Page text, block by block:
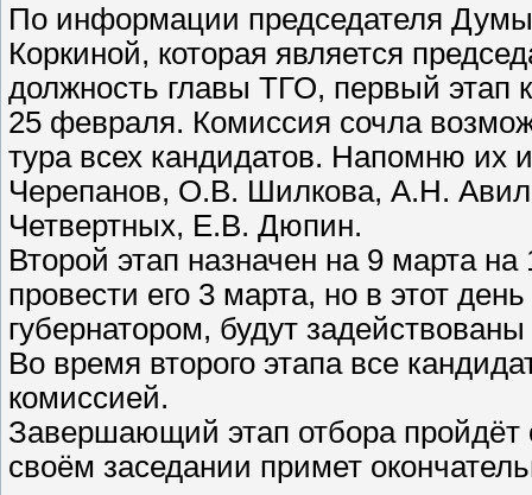
По информации председателя Думы
Коркиной, которая является
должность главы ТГО, первый этап
25 февраля. Комиссия сочла
тура всех кандидатов. Напомню их
Черепанов, О.В. Шилкова, А.Н.
Четвертных, Е.В. Дюпин.
Второй этап назначен на 9 марта
провести его 3 марта, но в этот
губернатором, будут
Во время второго этапа все
комиссией.
Завершающий этап отбора пройдёт
своём заседании примет